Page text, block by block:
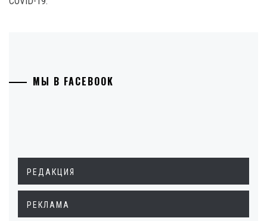
МЫ В FACEBOOK
РЕДАКЦИЯ
РЕКЛАМА